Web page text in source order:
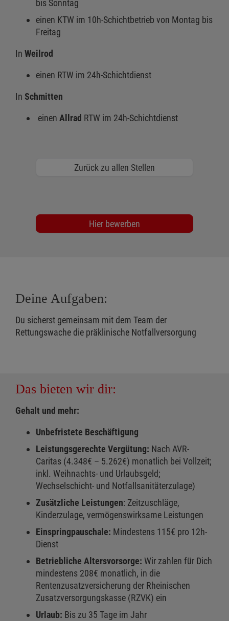
bis Sonntag
einen KTW im 10h-Schichtbetrieb von Montag bis
Freitag
In Weilrod
einen RTW im 24h-Schichtdienst
In Schmitten
einen Allrad RTW im 24h-Schichtdienst
Zurück zu allen Stellen
Hier bewerben
Deine Aufgaben:
Du sicherst gemeinsam mit dem Team der
Rettungswache die präklinische Notfallversorgung
Das bieten wir dir:
Gehalt und mehr:
Unbefristete Beschäftigung
Leistungsgerechte Vergütung: Nach AVR-
Caritas (4.348€ – 5.262€) monatlich bei Vollzeit;
inkl. Weihnachts- und Urlaubsgeld;
Wechselschicht- und Notfallsanitäterzulage)
Zusätzliche Leistungen: Zeitzuschläge,
Kinderzulage, vermögenswirksame Leistungen
Einspringpauschale: Mindestens 115€ pro 12h-
Dienst
Betriebliche Altersvorsorge: Wir zahlen für Dich
mindestens 208€ monatlich, in die
Rentenzusatzversicherung der Rheinischen
Zusatzversorgungskasse (RZVK) ein
Urlaub: Bis zu 35 Tage im Jahr